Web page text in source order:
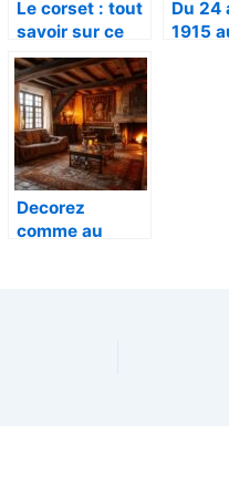
Le corset : tout
savoir sur ce
vêtement
emblématique
Du 24
1915
Decorez
comme au